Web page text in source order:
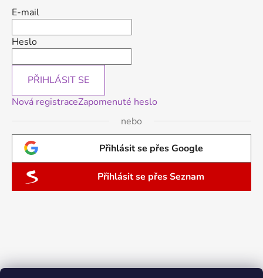
E-mail
Heslo
PŘIHLÁSIT SE
Nová registraceZapomenuté heslo
nebo
Přihlásit se přes Google
Přihlásit se přes Seznam